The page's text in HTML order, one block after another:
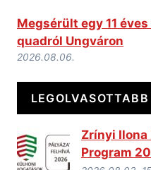
Megsérült egy 11
quadról Ungváron
2026.08.06.
LEGOLVASOTTABB
Zrínyi Ilona
Program